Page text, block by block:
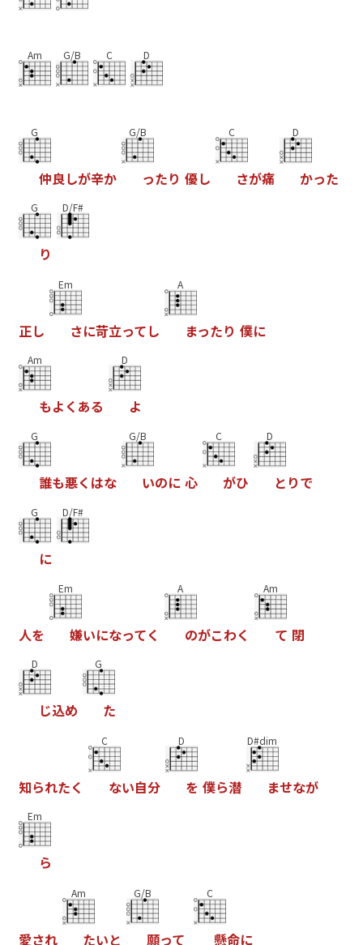
Am G/B C D
G
仲良しが辛か
G/B
ったり 優し
C
さが痛
D
かった
G
り
D/F#
正し
Em
さに苛立ってし
A
まったり 僕に
Am
もよ く ある
D
よ
G
誰も悪く はな
G/B
いのに 心
C
がひ
D
と りで
G
に
D/F#
人を
Em
嫌いになってく
A
のがこわく
Am
て 閉
D
じ込め
G
た
知られたく
C
ない自分
D
を 僕ら潜
D#dim
ませなが
Em
ら
愛され
Am
たいと
G/B
願って
C
懸命に